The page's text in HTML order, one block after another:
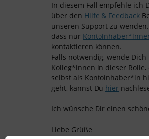
In diesem Fall empfehle ich
über den Hilfe & Feedback
unseren Support zu
dass nur
kontaktieren können.
Falls notwendig, wende
Kolleg*innen in dieser Rolle,
selbst als Kontoinhaber*in
geht, kannst Du hier
Ich wünsche Dir einen
Liebe Grüße